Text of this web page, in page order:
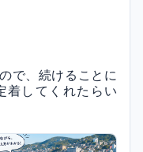
で、続けることに
着してくれたらい